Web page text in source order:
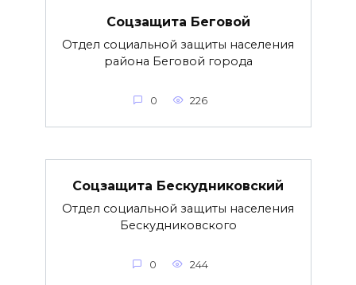
Соцзащита Беговой
Отдел социальной защиты населения
района Беговой города
0 226
Соцзащита Бескудниковский
Отдел социальной защиты населения
Бескудниковского
0 244